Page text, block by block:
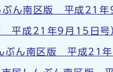
ぶん南区版 平成21年
平成21年9月15日号
ぶん南区版 平成21